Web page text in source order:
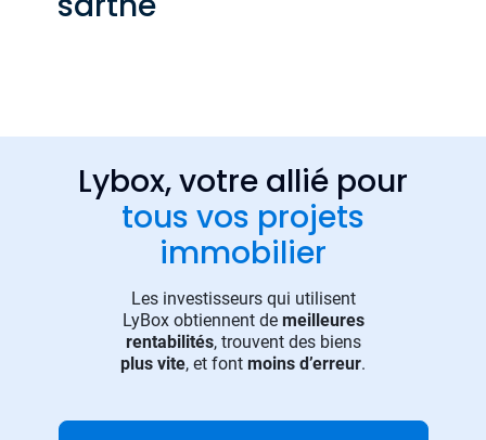
Lybox, votre allié pour
tous vos projets
immobilier
Les investisseurs qui utilisent
LyBox obtiennent de meilleures
rentabilités, trouvent des biens
plus vite, et font moins d’erreur.